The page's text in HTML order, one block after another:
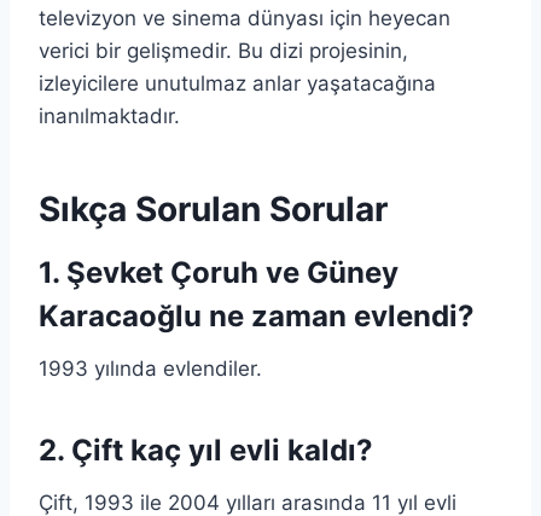
televizyon ve sinema dünyası için heyecan
verici bir gelişmedir. Bu dizi projesinin,
izleyicilere unutulmaz anlar yaşatacağına
inanılmaktadır.
Sıkça Sorulan Sorular
1. Şevket Çoruh ve Güney
Karacaoğlu ne zaman evlendi?
1993 yılında evlendiler.
2. Çift kaç yıl evli kaldı?
Çift, 1993 ile 2004 yılları arasında 11 yıl evli